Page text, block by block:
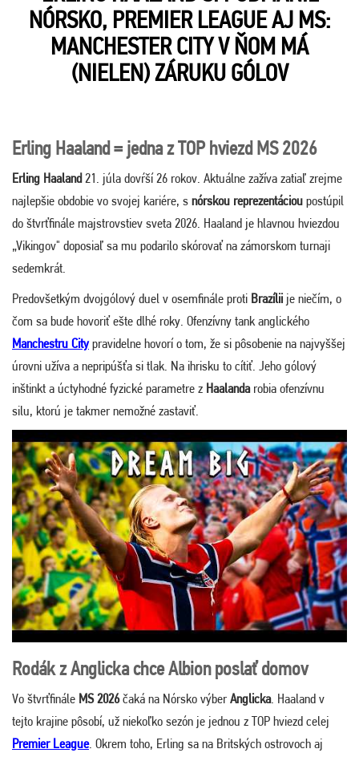
NÓRSKO, PREMIER LEAGUE AJ MS:
MANCHESTER CITY V ŇOM MÁ
(NIELEN) ZÁRUKU GÓLOV
Erling Haaland = jedna z TOP hviezd MS 2026
Erling Haaland 21. júla dovŕší 26 rokov. Aktuálne zažíva zatiaľ zrejme
najlepšie obdobie vo svojej kariére, s nórskou reprezentáciou postúpil
do štvrťfinále majstrovstiev sveta 2026. Haaland je hlavnou hviezdou
„Vikingov" doposiaľ sa mu podarilo skórovať na zámorskom turnaji
sedemkrát.
Predovšetkým dvojgólový duel v osemfinále proti Brazílii je niečím, o
čom sa bude hovoriť ešte dlhé roky. Ofenzívny tank anglického
Manchestru Citypravidelne hovorí o tom, že si pôsobenie na najvyššej
úrovni užíva a nepripúšťa si tlak. Na ihrisku to cítiť. Jeho gólový
inštinkt a úctyhodné fyzické parametre z Haalandarobia ofenzívnu
silu, ktorú je takmer nemožné zastaviť.
Rodák z Anglicka chce Albion poslať domov
Vo štvrťfinále MS 2026čaká na Nórsko výber Anglicka. Haaland v
tejto krajine pôsobí, už niekoľko sezón je jednou z TOP hviezd celej
Premier League. Okrem toho, Erling sa na Britských ostrovoch aj